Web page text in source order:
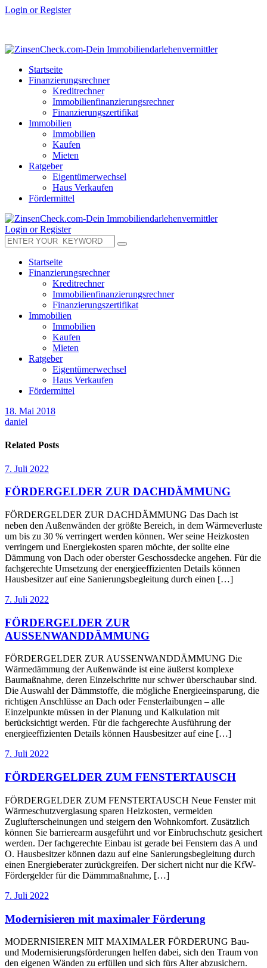
Login or Register
Startseite
Finanzierungsrechner
Kreditrechner
Immobilienfinanzierungsrechner
Finanzierungszertifikat
Immobilien
Immobilien
Kaufen
Mieten
Ratgeber
Eigentümerwechsel
Haus Verkaufen
Fördermittel
Login or Register
Startseite
Finanzierungsrechner
Kreditrechner
Immobilienfinanzierungsrechner
Finanzierungszertifikat
Immobilien
Immobilien
Kaufen
Mieten
Ratgeber
Eigentümerwechsel
Haus Verkaufen
Fördermittel
18. Mai 2018
daniel
Related Posts
7. Juli 2022
FÖRDERGELDER ZUR DACHDÄMMUNG
FÖRDERGELDER ZUR DACHDÄMMUNG Das Dach ist
neben den Außenwänden der größte Bereich, in dem Wärmeverluste
um bis zu 30 % verringert werden können. Wer seine Heizkosten
verringern und Energiekosten sparen möchte, der sollte eine
Dämmung von Dach oder oberster Geschossdecke angehen. Für die
fachgerechte Umsetzung der energieeffizienten Details können
Hausbesitzer auf eine Sanierungsbegleitung durch einen […]
7. Juli 2022
FÖRDERGELDER ZUR
AUSSENWANDDÄMMUNG
FÖRDERGELDER ZUR AUSSENWANDDÄMMUNG Die
Wärmedämmung der Außenwände ist eine äußerst komplexe
Baumaßnahme, deren Einzelschritte nur schwer überschaubar sind.
Die Auswahl der Dämmstoffe, die mögliche Energieeinsparung, die
richtigen Anschlüsse an Dach oder Fensterlaibungen – alle
Einzelpunkte müssen in der Planung und Kalkulation mit
berücksichtigt werden. Für die fachgerechte Ausführung der
energieeffizienten Details können Hausbesitzer auf eine […]
7. Juli 2022
FÖRDERGELDER ZUM FENSTERTAUSCH
FÖRDERGELDER ZUM FENSTERTAUSCH Neue Fenster mit
Wärmeschutzverglasung sparen Heizkosten, vermeiden
Zuglufterscheinungen und steigern den Wohnkomfort. Zusätzlich
können Sie barrierearm ausgeführt und vor Einbruchschutz gesichert
werden. Der fachgerechte Einbau ist gerade bei Fenstern das A und
O. Hausbesitzer können dazu auf eine Sanierungsbegleitung durch
einen Energieberater zurückgreifen. Der sichert nicht nur die KfW-
Fördergelder für die Dämmmaßnahme, […]
7. Juli 2022
Modernisieren mit maximaler Förderung
MODERNISIEREN MIT MAXIMALER FÖRDERUNG Bau-
und Modernisierungsförderungen helfen dabei, sich den Traum von
den eigenen Wänden zu erfüllen und sich fürs Alter abzusichern.